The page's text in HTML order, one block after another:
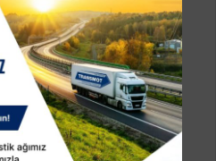
ile komple
fark nedir?
mı?